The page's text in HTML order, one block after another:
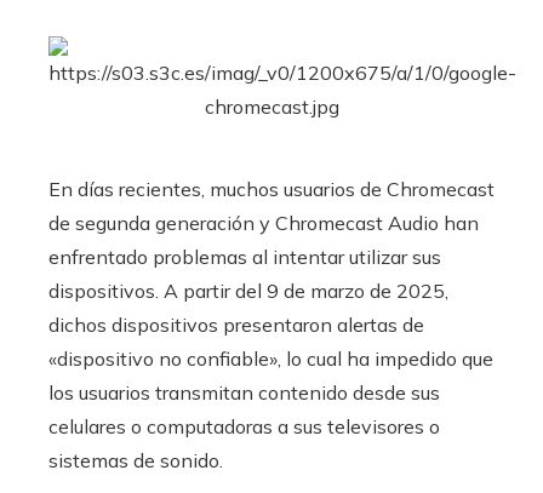
En días recientes, muchos usuarios de Chromecast
de segunda generación y Chromecast Audio han
enfrentado problemas al intentar utilizar sus
dispositivos. A partir del 9 de marzo de 2025,
dichos dispositivos presentaron alertas de
«dispositivo no confiable», lo cual ha impedido que
los usuarios transmitan contenido desde sus
celulares o computadoras a sus televisores o
sistemas de sonido.